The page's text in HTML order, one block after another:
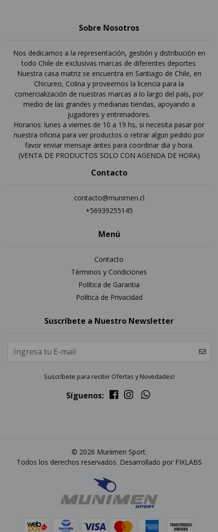
Sobre Nosotros
Nos dedicamos a la representación, gestión y distribución en
todo Chile de exclusivas marcas de diferentes deportes.
Nuestra casa matriz se encuentra en Santiago de Chile, en
Chicureo, Colina y proveemos la licencia para la
comercialización de nuestras marcas a lo largo del país, por
medio de las grandes y medianas tiendas, apoyando a
jugadores y entrenadores.
Horarios: lunes a viernes de 10 a 19 hs, si necesita pasar por
nuestra oficina para ver productos o retirar algun pedido por
favor enviar mensaje antes para coordinar dia y hora.
(VENTA DE PRODUCTOS SOLO CON AGENDA DE HORA)
Contacto
contacto@munimen.cl
+56939255145
Menú
Contacto
Términos y Condiciones
Política de Garantia
Política de Privacidad
Suscríbete a Nuestro Newsletter
Suscríbete para recibir Ofertas y Novedades!
Síguenos:
© 2026 Munimen Sport.
Todos los derechos reservados. Desarrollado por FIXLABS